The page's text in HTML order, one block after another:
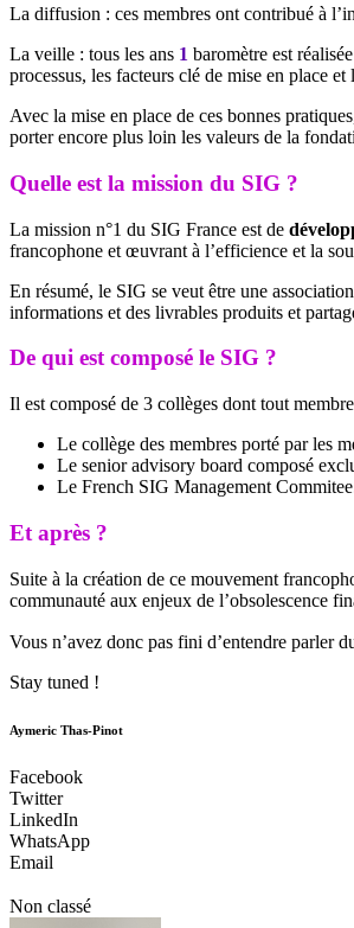
La diffusion : ces membres ont contribué à
La veille : tous les ans 1 baromètre est
processus, les facteurs clé de mise en place
Avec la mise en place de ces bonnes
porter encore plus loin les valeurs de la
Quelle est la mission du SIG ?
La mission n°1 du SIG France est de
francophone et œuvrant à l’efficience et la
En résumé, le SIG se veut être une
informations et des livrables produits et
De qui est composé le SIG ?
Il est composé de 3 collèges dont tout
Le collège des membres porté par les
Le senior advisory board composé
Le French SIG Management
Et après ?
Suite à la création de ce mouvement
communauté aux enjeux de l’obsolescence
Vous n’avez donc pas fini d’entendre parler
Stay tuned !
Aymeric Thas-Pinot
Facebook
Twitter
LinkedIn
WhatsApp
Email
Non classé